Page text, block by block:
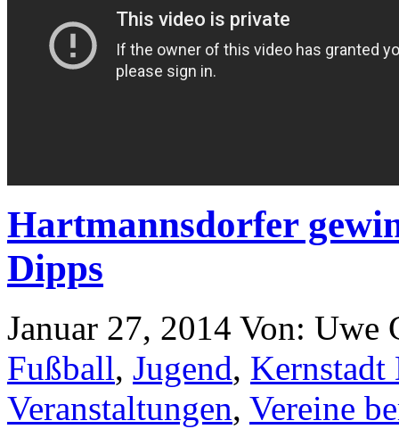
Hartmannsdorfer
Dipps
Januar 27, 2014 Von: Uwe
Fußball, Jugend,
Veranstaltungen, Vereine